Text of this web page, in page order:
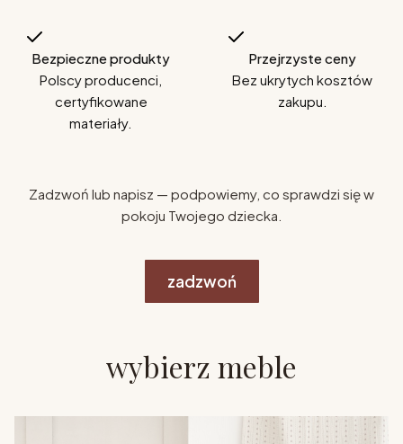
Bezpieczne produkty
Polscy producenci,
certyfikowane
materiały.
Przejrzyste ceny
Bez ukrytych kosztów
zakupu.
Zadzwoń lub napisz — podpowiemy, co sprawdzi się w
pokoju Twojego dziecka.
zadzwoń
wybierz meble